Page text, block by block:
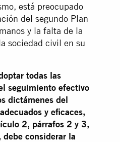
está preocupado
del segundo Plan
y la falta de la
sociedad civil en su
todas las
seguimiento efectivo
dictámenes del
y eficaces,
2, párrafos 2 y 3,
considerar la